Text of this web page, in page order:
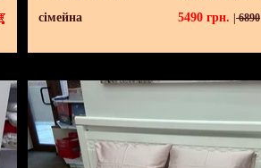
сімейна 5490 грн. 6890